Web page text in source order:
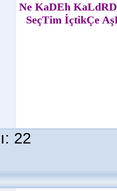
Ne KaDEh
SeçTim İçtikÇe
22